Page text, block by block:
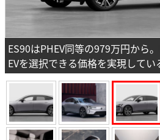
ES90はPHEV同等の979万円から
EVを選択できる価格を実現してい